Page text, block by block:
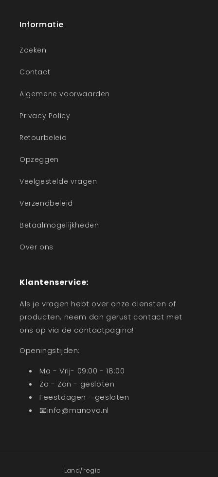
Informatie
Zoeken
Contact
Algemene voorwaarden
Privacy Policy
Retourbeleid
Opzeggen
Veelgestelde vragen
Verzendbeleid
Betaalmogelijkheden
Over ons
Klantenservice:
Als je vragen hebt over onze diensten of
producten, neem dan gerust contact met
ons op via de contactpagina!
Openingstijden:
Ma - Vrij- 09:00 - 18:00
Za - Zon - gesloten
Feestdagen - gesloten
📧info@manova.nl
Land/regio